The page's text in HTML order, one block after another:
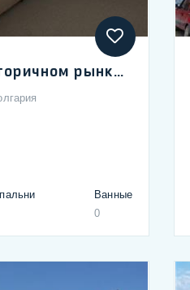
Продается на вторичном рынке двухкомнатная квартира в Сарафово, Бургас, возле моря
Ванные
0